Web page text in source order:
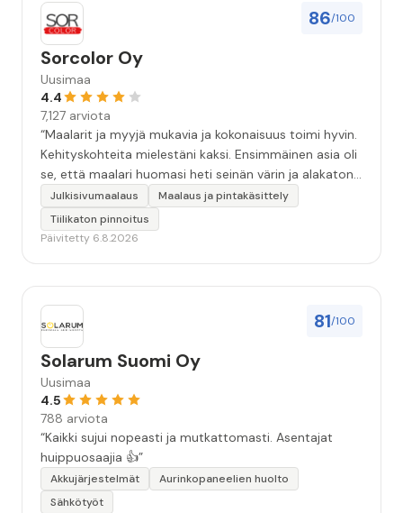
86/100
Sorcolor Oy
Uusimaa
4.4
7,127 arviota
“Maalarit ja myyjä mukavia ja kokonaisuus toimi hyvin.
Kehityskohteita mielestäni kaksi. Ensimmäinen asia oli
se, että maalari huomasi heti seinän värin ja alakaton
värin erot mitä en huomannut. Hyvä toki että siinä
kohtaa huomattu mutta toki optimaalisessa
tilanteessa myyjä olisi jo kiinnittänyt tähän huomiota.
kokonaisuus hyvä ja varmasti tulevaisuudessakin
mahdollisuus että palveluita käytän”
Julkisivumaalaus
Maalaus ja pintakäsittely
Tiilikaton pinnoitus
Päivitetty 6.8.2026
81/100
Solarum Suomi Oy
Uusimaa
4.5
788 arviota
“Kaikki sujui nopeasti ja mutkattomasti. Asentajat
huippuosaajia 👍”
Akkujärjestelmät
Aurinkopaneelien huolto
Sähkötyöt